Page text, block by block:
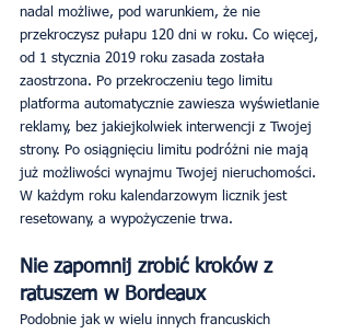
nadal możliwe, pod warunkiem, że nie
przekroczysz pułapu 120 dni w roku. Co więcej,
od 1 stycznia 2019 roku zasada została
zaostrzona. Po przekroczeniu tego limitu
platforma automatycznie zawiesza wyświetlanie
reklamy, bez jakiejkolwiek interwencji z Twojej
strony. Po osiągnięciu limitu podróżni nie mają
już możliwości wynajmu Twojej nieruchomości.
W każdym roku kalendarzowym licznik jest
resetowany, a wypożyczenie trwa.
Nie zapomnij zrobić kroków z
ratuszem w Bordeaux
Podobnie jak w wielu innych francuskich